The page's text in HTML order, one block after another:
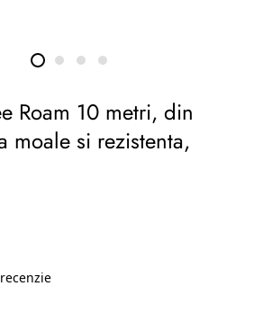
Roam 10 metri, din
moale si rezistenta,